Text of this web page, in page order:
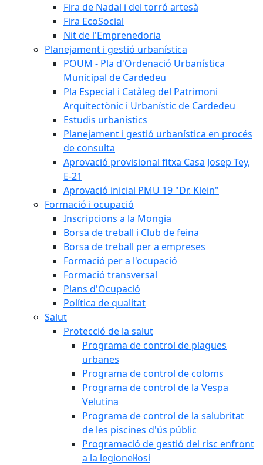
Fira de Nadal i del torró artesà
Fira EcoSocial
Nit de l'Emprenedoria
Planejament i gestió urbanística
POUM - Pla d'Ordenació Urbanística
Municipal de Cardedeu
Pla Especial i Catàleg del Patrimoni
Arquitectònic i Urbanístic de Cardedeu
Estudis urbanístics
Planejament i gestió urbanística en procés
de consulta
Aprovació provisional fitxa Casa Josep Tey,
E-21
Aprovació inicial PMU 19 "Dr. Klein"
Formació i ocupació
Inscripcions a la Mongia
Borsa de treball i Club de feina
Borsa de treball per a empreses
Formació per a l'ocupació
Formació transversal
Plans d'Ocupació
Política de qualitat
Salut
Protecció de la salut
Programa de control de plagues
urbanes
Programa de control de coloms
Programa de control de la Vespa
Velutina
Programa de control de la salubritat
de les piscines d'ús públic
Programació de gestió del risc enfront
a la legionel·losi